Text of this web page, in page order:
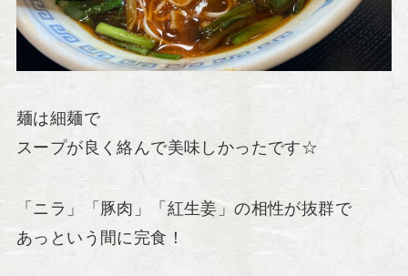
麺は細麺で
スープが良く絡んで美味しかったです☆
「ニラ」「豚肉」「紅生姜」の相性が抜群で
あっという間に完食！